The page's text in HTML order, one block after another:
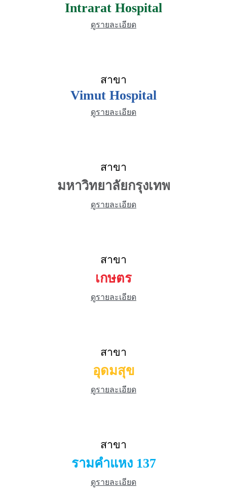
Intrarat Hospital
ดูรายละเอียด
สาขา
Vimut Hospital
ดูรายละเอียด
สาขา
มหาวิทยาลัยกรุงเทพ
ดูรายละเอียด
สาขา
เกษตร
ดูรายละเอียด
สาขา
อุดมสุข
ดูรายละเอียด
สาขา
รามคำแหง 137
ดูรายละเอียด